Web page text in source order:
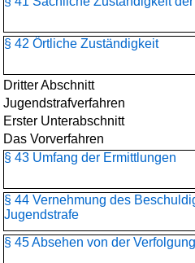
§ 42 Örtliche Zuständigkeit
Dritter Abschnitt
Jugendstrafverfahren
Erster Unterabschnitt
Das Vorverfahren
§ 43 Umfang der Ermittlungen
§ 44 Vernehmung des
Jugendstrafe
§ 45 Absehen von der Verfolgung